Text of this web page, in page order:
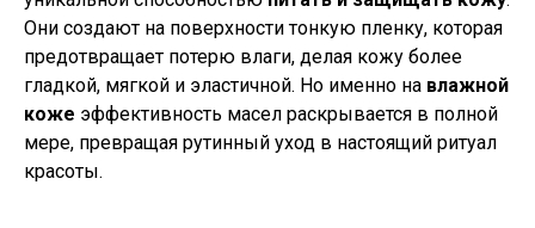
Они создают на поверхности тонкую пленку, которая
предотвращает потерю влаги, делая кожу более
гладкой, мягкой и эластичной. Но именно на влажной
коже эффективность масел раскрывается в полной
мере, превращая рутинный уход в настоящий ритуал
красоты.